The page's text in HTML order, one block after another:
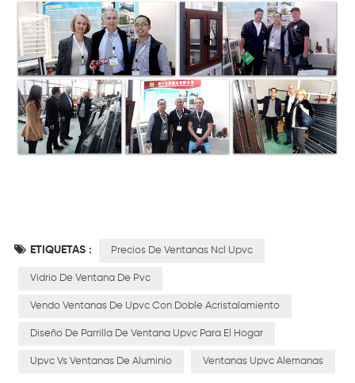
ETIQUETAS : Precios De Ventanas Ncl Upvc
Vidrio De Ventana De Pvc
Vendo Ventanas De Upvc Con Doble Acristalamiento
Diseño De Parrilla De Ventana Upvc Para El Hogar
Upvc Vs Ventanas De Aluminio Ventanas Upvc Alemanas